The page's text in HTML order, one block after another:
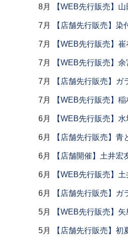
8月 【WEB先行販売】
7月 【店舗先行販売】染
7月 【WEB先行販売】
7月 【WEB先行販売】
7月 【店舗先行販売】ガ
7月 【WEB先行販売】
6月 【WEB先行販売】
6月 【店舗先行販売】青
6月 【店舗開催】土井宏
6月 【WEB先行販売】
6月 【店舗先行販売】ガ
5月 【WEB先行販売】
5月 【店舗先行販売】初